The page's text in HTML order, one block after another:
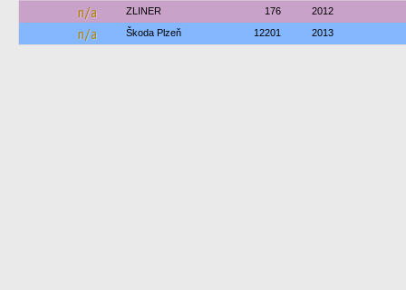
n/a ZLINER 176 2012
n/a Škoda Plzeň 12201 2013